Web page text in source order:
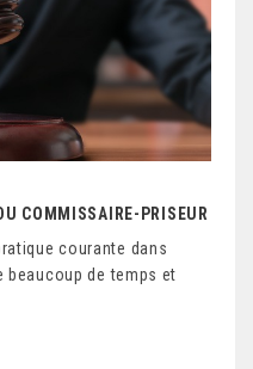
COMMISSAIRE-PRISEUR
courante dans
de temps et